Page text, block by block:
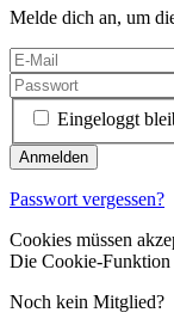
Melde dich an, um
Eingeloggt
Passwort vergessen?
Cookies müssen
Die Cookie-Funktion
Noch kein Mitglied?